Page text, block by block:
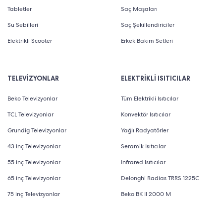
Tabletler
Su Sebilleri
Elektrikli Scooter
Saç Maşaları
Saç Şekillendiriciler
Erkek Bakım Setleri
TELEVİZYONLAR
Beko Televizyonlar
TCL Televizyonlar
Grundig Televizyonlar
43 inç Televizyonlar
55 inç Televizyonlar
65 inç Televizyonlar
75 inç Televizyonlar
ELEKTRİKLİ ISITICILAR
Tüm Elektrikli Isıtıcılar
Konvektör Isıtıcılar
Yağlı Radyatörler
Seramik Isıtıcılar
Infrared Isıtıcılar
Delonghi Radias TRRS 1225C
Beko BK II 2000 M